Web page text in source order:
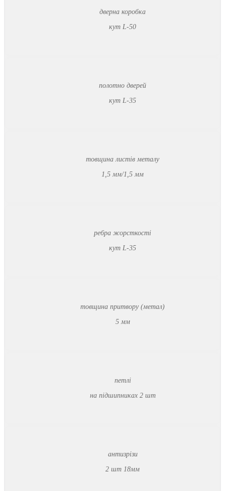
дверна коробка
кут L-50
полотно дверей
кут L-35
товщина листів металу
1,5 мм/1,5 мм
ребра жорсткості
кут L-35
товщина притвору (метал)
5 мм
петлі
на підшипниках 2 шт
антизрізи
2 шт 18мм